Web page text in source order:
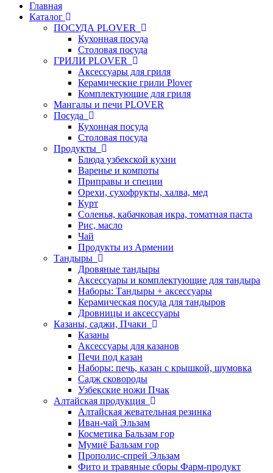
Главная
Каталог
ПОСУДА PLOVER
Кухонная посуда
Столовая посуда
ГРИЛИ PLOVER
Аксессуары для гриля
Керамические грили Plover
Комплектующие для гриля
Мангалы и печи PLOVER
Посуда
Кухонная посуда
Столовая посуда
Продукты
Блюда узбекской кухни
Варенье и компоты
Приправы и специи
Орехи, сухофрукты, халва, мед
Курт
Соленья, кабачковая икра, томатная паста
Рис, масло
Чай
Продукты из Армении
Тандыры
Дровяные тандыры
Аксессуары и комплектующие для тандыра
Наборы: Тандыры + аксессуары
Керамическая посуда для тандыров
Дровницы и аксессуары
Казаны, саджи, Пчаки
Казаны
Аксессуары для казанов
Печи под казан
Наборы: печь, казан с крышкой, шумовка
Садж сковороды
Узбекские ножи Пчак
Алтайская продукция
Алтайская жевательная резинка
Иван-чай Эльзам
Косметика Бальзам гор
Мумиё Бальзам гор
Прополис-спрей Эльзам
Фито и травяные сборы Фарм-продукт